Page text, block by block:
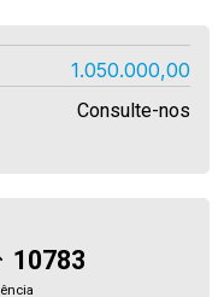
1.050.000,00
Consulte-nos
10783